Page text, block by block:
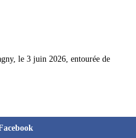
le 3 juin 2026, entourée de